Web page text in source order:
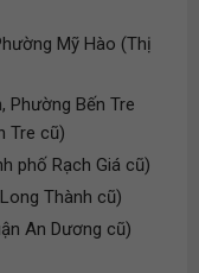
Mỹ Hào (Thị
Phường Bến Tre
Tre cũ)
phố Rạch Giá cũ)
Thành cũ)
An Dương cũ)